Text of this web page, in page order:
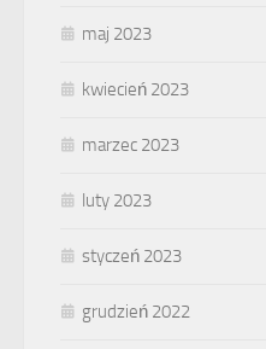
maj 2023
kwiecień 2023
marzec 2023
luty 2023
styczeń 2023
grudzień 2022